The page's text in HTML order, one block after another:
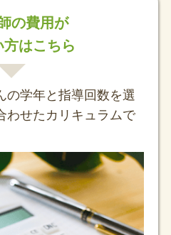
の費用が
はこちら
の学年と指導回数を選
わせたカリキュラムで